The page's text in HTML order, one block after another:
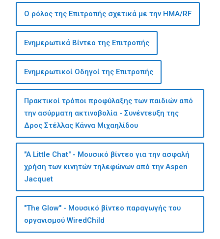
Ο ρόλος της Επιτροπής σχετικά με την ΗΜΑ/RF
Ενημερωτικά Βίντεο της Επιτροπής
Ενημερωτικοί Οδηγοί της Επιτροπής
Πρακτικοί τρόποι προφύλαξης των παιδιών από
την ασύρματη ακτινοβολία - Συνέντευξη της
Δρος Στέλλας Κάννα Μιχαηλίδου
"A Little Chat" - Mουσικό βίντεο για την ασφαλή
χρήση των κινητών τηλεφώνων από την Aspen
Jacquet
"The Glow" - Mουσικό βίντεο παραγωγής του
οργανισμού WiredChild